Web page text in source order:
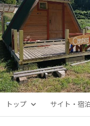
トップ サイト・宿